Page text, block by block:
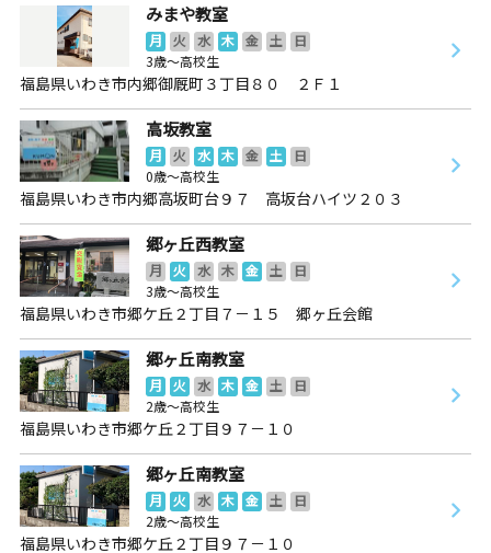
みまや教室
月 火 水 木 金 土
日
3歳～高校生
福島県いわき市内郷御厩町３丁目８０ ２Ｆ１
高坂教室
月 火 水 木 金 土
日
0歳～高校生
福島県いわき市内郷高坂町台９７ 高坂台ハイツ２０３
郷ヶ丘西教室
月 火 水 木 金 土
日
3歳～高校生
福島県いわき市郷ケ丘２丁目７－１５ 郷ヶ丘会館
郷ヶ丘南教室
月 火 水 木 金 土
日
2歳～高校生
福島県いわき市郷ケ丘２丁目９７－１０
郷ヶ丘南教室
月 火 水 木 金 土
日
2歳～高校生
福島県いわき市郷ケ丘２丁目９７－１０